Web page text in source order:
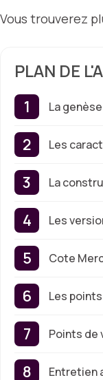
Vous trouverez
PLAN DE
La
Les
La
Les
Cote
Les
Points de
Entretien